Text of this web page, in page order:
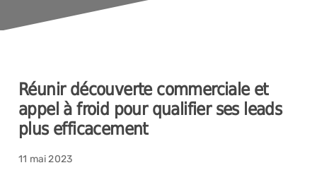
Réunir découverte commerciale et
appel à froid pour qualifier ses leads
plus efficacement
11 mai 2023